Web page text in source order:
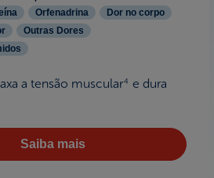
Orfenadrina
Dor no corpo
Outras Dores
a tensão muscular4 e dura
Saiba mais